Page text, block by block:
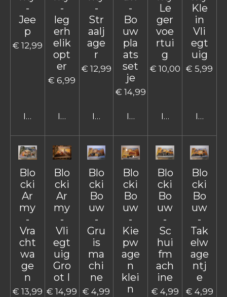
-
Jee
p
€ 12,99
In winkelwagen
-
leg
erh
elik
opt
er
€ 6,99
In winkelwagen
-
Str
aalj
age
r
€ 12,99
In winkelwagen
-
Bo
uw
pla
ats
set
je
€ 14,99
In winkelwagen
Le
ger
voe
rtui
g
€ 10,00
In
Kle
in
Vli
egt
uig
€ 5,99
In
Blo
cki
Ar
my
-
Vra
cht
wa
ge
n
€ 13,99
Blo
cki
Ar
my
-
Vli
egt
uig
Gro
ot I
€ 14,99
Blo
cki
Bo
uw
-
Gru
is
ma
chi
ne
€ 4,99
Blo
cki
Bo
uw
-
Kie
pw
age
n
klei
n
Blo
cki
Bo
uw
-
Sc
hui
fm
ach
ine
€ 4,99
Blo
cki
Bo
uw
-
Tak
elw
age
ntj
e
€ 4,99